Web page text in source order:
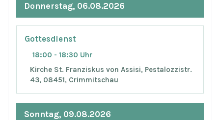
Donnerstag, 06.08.2026
Gottesdienst
18:00 - 18:30 Uhr
Kirche St. Franziskus von Assisi, Pestalozzistr.
43, 08451, Crimmitschau
Sonntag, 09.08.2026